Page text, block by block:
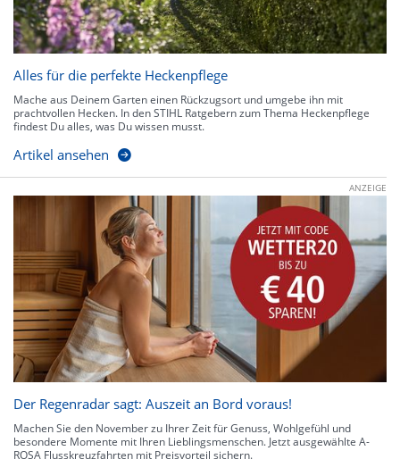
Alles für die perfekte Heckenpflege
Mache aus Deinem Garten einen Rückzugsort und umgebe ihn mit
prachtvollen Hecken. In den STIHL Ratgebern zum Thema Heckenpflege
findest Du alles, was Du wissen musst.
Artikel ansehen
ANZEIGE
Der Regenradar sagt: Auszeit an Bord voraus!
Machen Sie den November zu Ihrer Zeit für Genuss, Wohlgefühl und
besondere Momente mit Ihren Lieblingsmenschen. Jetzt ausgewählte A-
ROSA Flusskreuzfahrten mit Preisvorteil sichern.